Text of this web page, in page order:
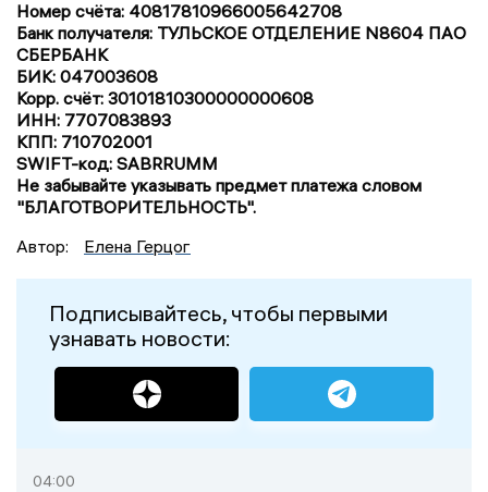
Номер счёта: 40817810966005642708
Банк получателя: ТУЛЬСКОЕ ОТДЕЛЕНИЕ N8604 ПАО
СБЕРБАНК
БИК: 047003608
Корр. счёт: 30101810300000000608
ИНН: 7707083893
КПП: 710702001
SWIFT-код: SABRRUMM
Не забывайте указывать предмет платежа словом
"БЛАГОТВОРИТЕЛЬНОСТЬ".
Автор:
Елена Герцог
Подписывайтесь, чтобы первыми
узнавать новости:
04:00